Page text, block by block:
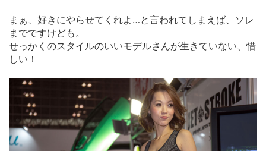
まぁ、好きにやらせてくれよ…と言われてしまえば、ソレ
までですけども。
せっかくのスタイルのいいモデルさんが生きていない、惜
しい！